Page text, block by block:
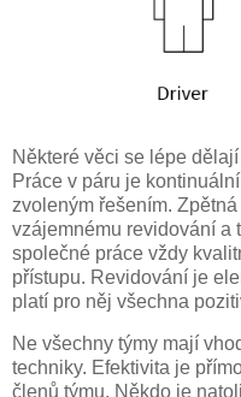
Některé věci se lépe
Práce v páru je
zvoleným řešením.
vzájemnému revidování a
společné práce vždy
přístupu. Revidování je
platí pro něj všechna
Ne všechny týmy mají
techniky. Efektivita je
členů týmu. Někdo je